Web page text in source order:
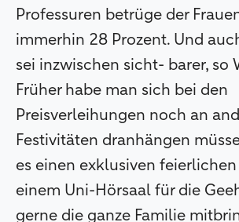
Professuren betrüge der
immerhin 28 Prozent. Und
sei inzwischen sicht- barer, so
Früher habe man sich bei den
Preisverleihungen noch an
Festivitäten dranhängen
es einen exklusiven
einem Uni-Hörsaal für die
gerne die ganze Familie